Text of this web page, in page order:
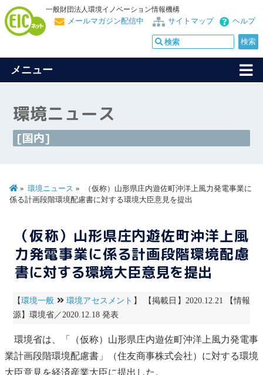
一般財団法人環境イノベーション情報機構
ヘルプ
サイトマップ
メールマガジン配信中
メニュー
環境ニュース
[国内]
環境ニュース
（仮称）山形県庄内遊佐町沖洋上風力発電事業に
係る計画段階環境配慮書に対する環境大臣意見を提出
（仮称）山形県庄内遊佐町沖洋上風
力発電事業に係る計画段階環境配慮
書に対する環境大臣意見を提出
【環境一般 環境アセスメント 】 【掲載日】2020.12.21 【情報
源】環境省／2020.12.18 発表
環境省は、「（仮称）山形県庄内遊佐町沖洋上 風力発電事
業計画段階環境配慮書 」（住友商事株式会社）に対する環境
大臣意見を経済産業大臣に提出した。